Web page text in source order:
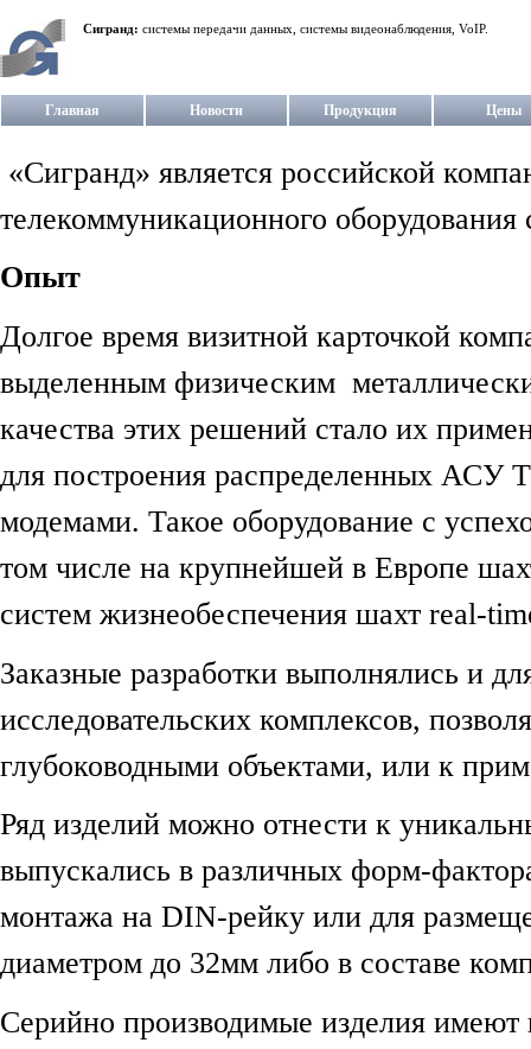
Сигранд: системы передачи данных, системы видеонаблюдения, VoIP.
Главная Новости Продукция Цены
«Сигранд» является российской
телекоммуникационного оборудования
Опыт
Долгое время визитной карточкой
выделенным физическим
качества этих решений стало их
для построения распределенных АСУ
модемами. Такое оборудование с
том числе на крупнейшей в Европе
систем жизнеобеспечения шахт real-
Заказные разработки выполнялись и
исследовательских комплексов,
глубоководными объектами, или к
Ряд изделий можно отнести к
выпускались в различных форм-
монтажа на DIN-рейку или для
диаметром до 32мм либо в составе
Серийно производимые изделия